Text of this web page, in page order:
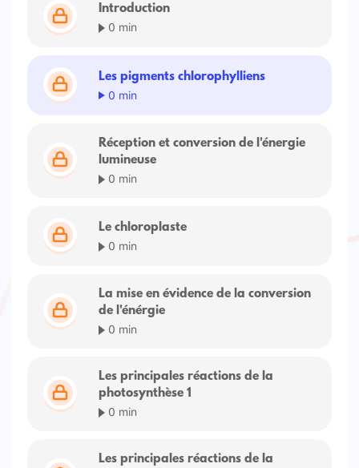
Introduction
0 min
Les pigments chlorophylliens
0 min
Réception et conversion de l'énergie
lumineuse
0 min
Le chloroplaste
0 min
La mise en évidence de la conversion
de l'énérgie
0 min
Les principales réactions de la
photosynthèse 1
0 min
Les principales réactions de la